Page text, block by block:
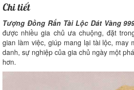
Chi tiết
Tượng Đồng Rắn Tài Lộc Dát Vàng
được nhiều gia chủ ưa chuộng, đặt
gian làm việc, giúp mang lại tài lộc, may
danh, sự nghiệp của gia chủ ngày một
hơn.